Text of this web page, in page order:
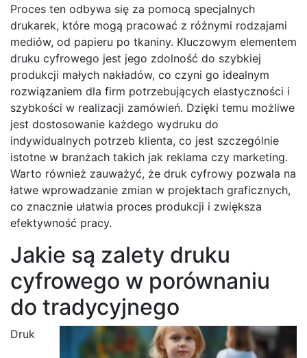
Proces ten odbywa się za pomocą specjalnych
drukarek, które mogą pracować z różnymi rodzajami
mediów, od papieru po tkaniny. Kluczowym elementem
druku cyfrowego jest jego zdolność do szybkiej
produkcji małych nakładów, co czyni go idealnym
rozwiązaniem dla firm potrzebujących elastyczności i
szybkości w realizacji zamówień. Dzięki temu możliwe
jest dostosowanie każdego wydruku do
indywidualnych potrzeb klienta, co jest szczególnie
istotne w branżach takich jak reklama czy marketing.
Warto również zauważyć, że druk cyfrowy pozwala na
łatwe wprowadzanie zmian w projektach graficznych,
co znacznie ułatwia proces produkcji i zwiększa
efektywność pracy.
Jakie są zalety druku
cyfrowego w porównaniu
do tradycyjnego
Druk